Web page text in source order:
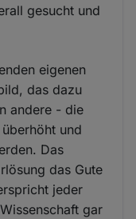
gesucht und
eigenen
das dazu
andere - die
und
Das
das Gute
jeder
gar